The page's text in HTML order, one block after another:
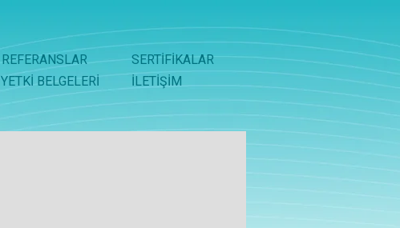
REFERANSLAR
YETKİ BELGELERİ
SERTİFİKALAR
İLETİŞİM